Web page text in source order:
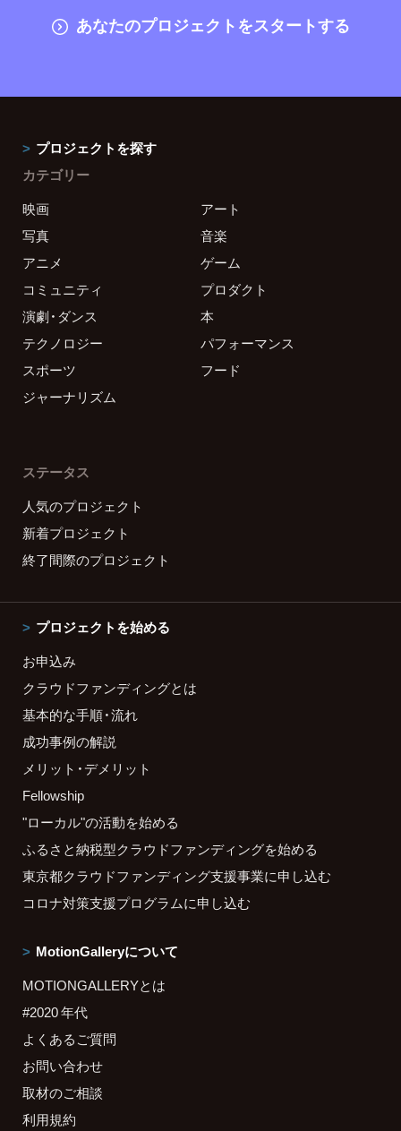
あなたのプロジェクトをスタートする
プロジェクトを探す
カテゴリー
映画
アート
写真
音楽
アニメ
ゲーム
コミュニティ
プロダクト
演劇・ダンス
本
テクノロジー
パフォーマンス
スポーツ
フード
ジャーナリズム
ステータス
人気のプロジェクト
新着プロジェクト
終了間際のプロジェクト
プロジェクトを始める
お申込み
クラウドファンディングとは
基本的な手順・流れ
成功事例の解説
メリット・デメリット
Fellowship
"ローカル"の活動を始める
ふるさと納税型クラウドファンディングを始める
東京都クラウドファンディング支援事業に申し込む
コロナ対策支援プログラムに申し込む
MotionGalleryについて
MOTIONGALLERYとは
#2020 年代
よくあるご質問
お問い合わせ
取材のご相談
利用規約